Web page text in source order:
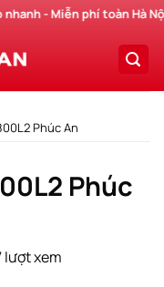
- Miễn phí toàn Hà Nội
Phúc An
Phúc
lượt xem